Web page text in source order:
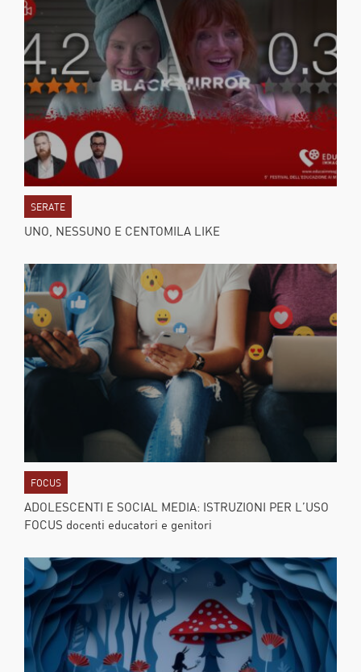
SERATE
UNO, NESSUNO E CENTOMILA LIKE
FOCUS
ADOLESCENTI E SOCIAL MEDIA: ISTRUZIONI PER L’USO
FOCUS docenti educatori e genitori